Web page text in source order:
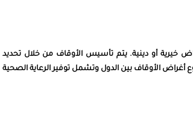
خيرية أو دينية. يتم تأسيس الأوقاف من خلال تحديد
الأوقاف بين الدول وتشمل توفير الرعاية الصحية